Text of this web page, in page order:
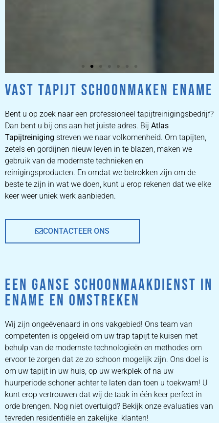
ZETEL
REINIGEN
ZETEL REINIGEN DOOR
PROFESSIONALS
VAST TAPIJT SCHOONMAKEN ENAME
Bent u op zoek naar een professioneel tapijtreinigingsbedrijf?
Dan bent u bij ons aan het juiste adres. Bij Atlas
Tapijtreiniging streven we naar volkomenheid. Om tapijten,
zetels en gordijnen nieuw leven in te blazen, maken we
gebruik van de modernste technieken en
reinigingsproducten. En omdat we betrokken zijn om de
beste te zijn in wat we doen, kunt u erop rekenen dat we elke
keer weer uniek werk aanbieden.
CONTACTEER ONS
EEN GANSE SCHOONMAAKDIENST IN
ENAME EN OMSTREKEN
Wij zijn ongeëvenaard in ons vakgebied! Ons team van
competenten is opgeleid om uw trap tapijt te kuisen met
behulp van de modernste technologieën en methodes om
ervoor te zorgen dat ze zo schoon mogelijk zijn. Ons doel is
om uw tapijt in uw huis, op uw werkplek of na uw
huurperiode schoner achter te laten dan toen u toekwam! U
kunt erop vertrouwen dat wij de taak in één keer perfect in
orde brengen. Nog niet overtuigd? Bekijk onze evaluaties van
tevreden residentiële en zakelijke klanten!